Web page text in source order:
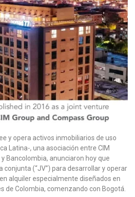
y opera activos inmobiliarios de uso
Latina-, una asociación entre CIM
Bancolombia, anunciaron hoy que
conjunta (“JV”) para desarrollar y operar
alquiler especialmente diseñados en
de Colombia, comenzando con Bogotá.